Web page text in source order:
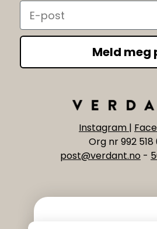
Email
Meld meg
Instagram |
Org nr 992 518
post@verdant.no -